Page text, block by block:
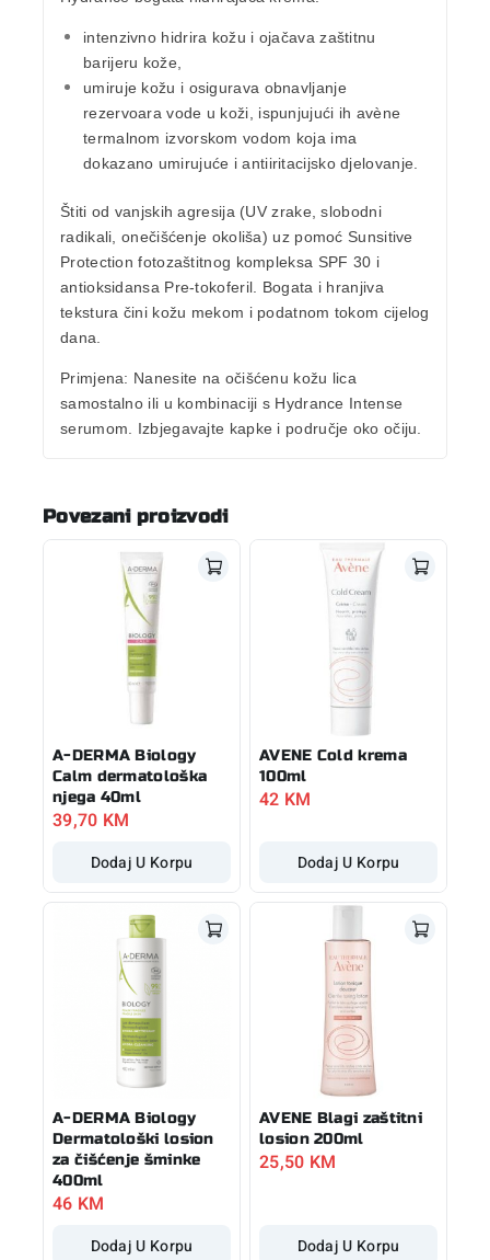
intenzivno hidrira kožu i ojačava zaštitnu
barijeru kože,
umiruje kožu i osigurava obnavljanje
rezervoara vode u koži, ispunjujući ih avène
termalnom izvorskom vodom koja ima
dokazano umirujuće i antiiritacijsko djelovanje.
Štiti od vanjskih agresija (UV zrake, slobodni
radikali, onečišćenje okoliša) uz pomoć Sunsitive
Protection fotozaštitnog kompleksa SPF 30 i
antioksidansa Pre-tokoferil. Bogata i hranjiva
tekstura čini kožu mekom i podatnom tokom cijelog
dana.
Primjena: Nanesite na očišćenu kožu lica
samostalno ili u kombinaciji s Hydrance Intense
serumom. Izbjegavajte kapke i područje oko očiju.
Povezani proizvodi
A-DERMA Biology
Calm dermatološka
njega 40ml
39,70 KM
Dodaj U Korpu
AVENE Cold krema
100ml
42 KM
Dodaj U Korpu
A-DERMA Biology
Dermatološki losion
za čišćenje šminke
400ml
46 KM
Dodaj U Korpu
AVENE Blagi zaštitni
losion 200ml
25,50 KM
Dodaj U Korpu